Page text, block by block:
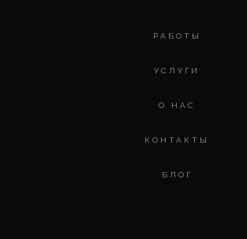
РАБОТЫ
УСЛУГИ
О НАС
КОНТАКТЫ
БЛОГ